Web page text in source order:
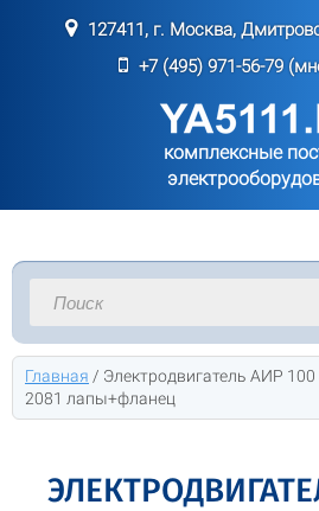
127411, г. Москва,
+7 (495) 971-56-79
комплексные
Главная / Электродвигатель АИР
2081 лапы+фланец